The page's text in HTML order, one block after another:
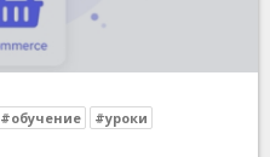
#обучение #уроки